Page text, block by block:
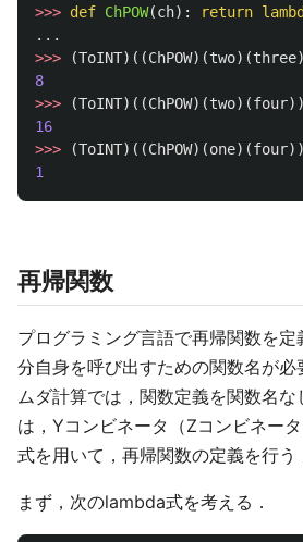
>>> def ChPOW(ch): return
...
>>>
(ToINT)((ChPOW)(two)(three
8
>>>
(ToINT)((ChPOW)(two)(four))
16
>>>
(ToINT)((ChPOW)(one)(four))
1
再帰関数
プログラミング言語で再帰関数を
分自身を呼び出すための関数名が必
ムダ計算では，関数定義を関数名
は，Yコンビネータ（Zコンビネー
式を用いて，再帰関数の定義を行う
まず，次のlambda式を考える．